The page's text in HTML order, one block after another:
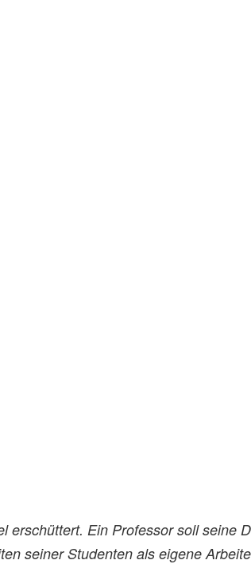
erschüttert. Ein Professor soll seine
seiner Studenten als eigene